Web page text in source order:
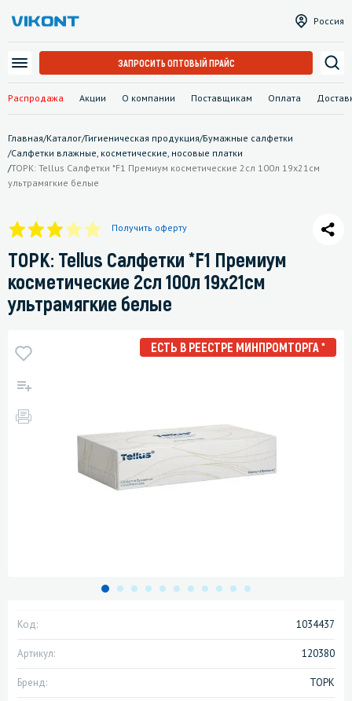
Распродажа Акции О компании Поставщикам Оплата
Россия
ЗАПРОСИТЬ ОПТОВЫЙ ПРАЙС
Главная/Каталог/Гигиеническая продукция/Бумажные салфетки
/Салфетки влажные, косметические, носовые платки
/ТОРК: Tellus Салфетки *F1 Премиум косметические 2сл 100л 19х21см
ультрамягкие белые
Получить оферту
ТОРК: Tellus Салфетки *F1 Премиум
косметические 2сл 100л 19х21см
ультрамягкие белые
ЕСТЬ В РЕЕСТРЕ МИНПРОМТОРГА *
Код: 1034437
Артикул: 120380
Бренд: ТОРК